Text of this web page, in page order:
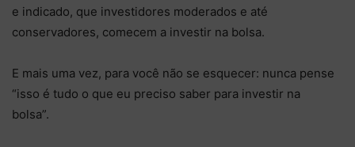
e indicado, que investidores moderados e até
conservadores, comecem a investir na bolsa.
E mais uma vez, para você não se esquecer: nunca pense
“isso é tudo o que eu preciso saber para investir na
bolsa”.